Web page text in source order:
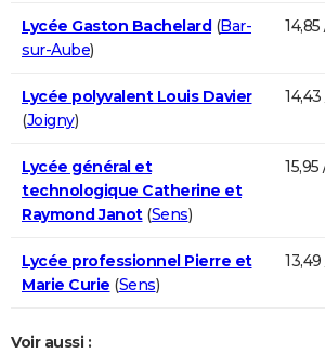
Lycée Gaston Bachelard(Bar-
sur-Aube)
Lycée polyvalent Louis Davier
(Joigny)
Lycée général et
technologique Catherine et
Raymond Janot(Sens)
Lycée professionnel Pierre et
Marie Curie (Sens)
Voir aussi :